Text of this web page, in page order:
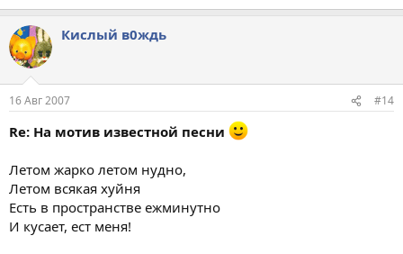
Кислый в0ждь
16 Авг 2007 #14
Re: На мотив известной песни
Летом жарко летом нудно,
Летом всякая хуйня
Есть в пространстве ежминутно
И кусает, ест меня!